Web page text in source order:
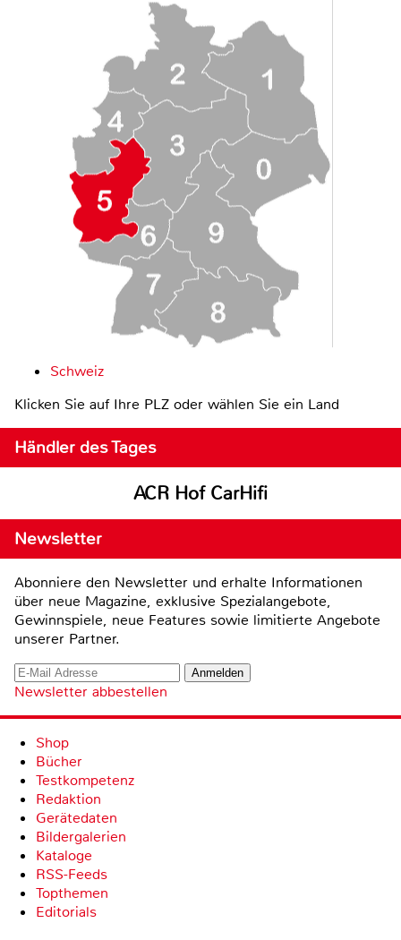
Schweiz
Klicken Sie auf Ihre PLZ oder wählen Sie ein Land
Händler des Tages
ACR Hof CarHifi
Newsletter
Abonniere den Newsletter und erhalte Informationen
über neue Magazine, exklusive Spezialangebote,
Gewinnspiele, neue Features sowie limitierte Angebote
unserer Partner.
Newsletter abbestellen
Shop
Bücher
Testkompetenz
Redaktion
Gerätedaten
Bildergalerien
Kataloge
RSS-Feeds
Topthemen
Editorials